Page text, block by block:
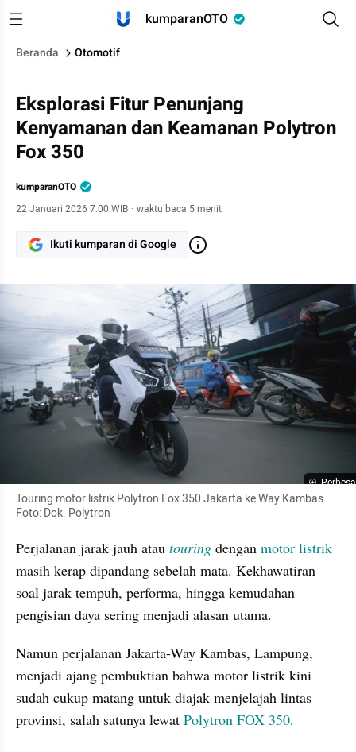
kumparanOTO
Beranda Otomotif
Eksplorasi Fitur Penunjang
Kenyamanan dan Keamanan Polytron
Fox 350
kumparanOTO
22 Januari 2026 7:00 WIB · waktu baca 5 menit
Ikuti kumparan di Google
Touring motor listrik Polytron Fox 350 Jakarta ke Way Kambas.
Foto: Dok. Polytron
Perjalanan jarak jauh atau touring dengan motor listrik
masih kerap dipandang sebelah mata. Kekhawatiran
soal jarak tempuh, performa, hingga kemudahan
pengisian daya sering menjadi alasan utama.
Namun perjalanan Jakarta-Way Kambas, Lampung,
menjadi ajang pembuktian bahwa motor listrik kini
sudah cukup matang untuk diajak menjelajah lintas
provinsi, salah satunya lewat Polytron FOX 350.